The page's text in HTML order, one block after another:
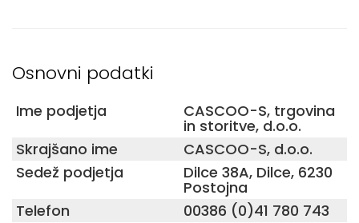
Osnovni podatki
Ime podjetja CASCOO-S, trgovina
in storitve, d.o.o.
Skrajšano ime
CASCOO-S, d.o.o.
Sedež podjetja
Dilce 38A, Dilce, 6230
Postojna
Telefon
00386 (0)41 780 743